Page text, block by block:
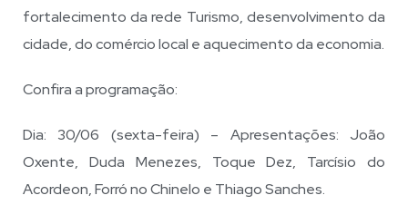
fortalecimento da rede Turismo, desenvolvimento da
cidade, do comércio local e aquecimento da economia.
Confira a programação:
Dia: 30/06 (sexta-feira) – Apresentações: João
Oxente, Duda Menezes, Toque Dez, Tarcísio do
Acordeon, Forró no Chinelo e Thiago Sanches.